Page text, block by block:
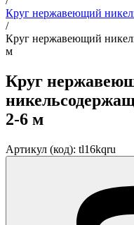
Круг нержавеющий
/
Круг нержавеющий
м
Круг
2-6 м
Артикул (код): tl16kqru